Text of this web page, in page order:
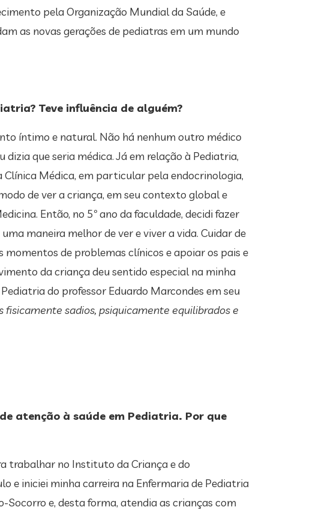
pela Organização Mundial da Saúde, e
as novas gerações de pediatras em um mundo
Teve influência de alguém?
íntimo e natural. Não há nenhum outro médico
que seria médica. Já em relação à Pediatria,
Clínica Médica, em particular pela endocrinologia,
de ver a criança, em seu contexto global e
Então, no 5º ano da faculdade, decidi fazer
maneira melhor de ver e viver a vida. Cuidar de
de problemas clínicos e apoiar os pais e
da criança deu sentido especial na minha
do professor Eduardo Marcondes em seu
sadios, psiquicamente equilibrados e
atenção à saúde em Pediatria. Por que
trabalhar no Instituto da Criança e do
e iniciei minha carreira na Enfermaria de Pediatria
e, desta forma, atendia as crianças com